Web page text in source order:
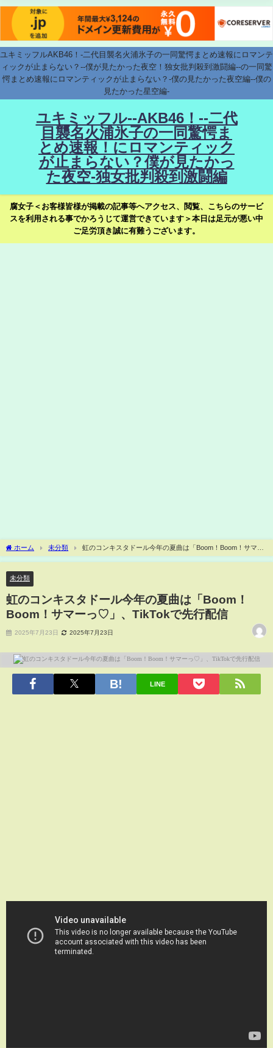
ユキミッフルAKB46！-二代目襲名火浦氷子の一同驚愕まとめ速報にロマンテ
ィックが止まらない？--僕が見たかった夜空！独女批判殺到激闘編--の一同驚
愕まとめ速報にロマンティックが止まらない？-僕の見たかった夜空編--僕の
見たかった星空編-
ユキミッフル--AKB46！--二代
目襲名火浦氷子の一同驚愕ま
とめ速報！にロマンティック
が止まらない？僕が見たかっ
た夜空-独女批判殺到激闘編
腐女子＜お客様皆様が掲載の記事等へアクセス、閲覧、こちらのサービ
スを利用される事でかろうじて運営できています＞本日は足元が悪い中
ご足労頂き誠に有難うございます。
ホーム 未分類
虹のコンキスタドール今年の夏曲は「Boom！Boom！サマー
っ♡」、TikTokで先行配信
未分類
虹のコンキスタドール今年の夏曲は「Boom！
Boom！サマーっ♡」、TikTokで先行配信
2025年7月23日 2025年7月23日
LINE